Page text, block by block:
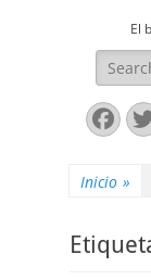
El
Buscar:
Inicio »